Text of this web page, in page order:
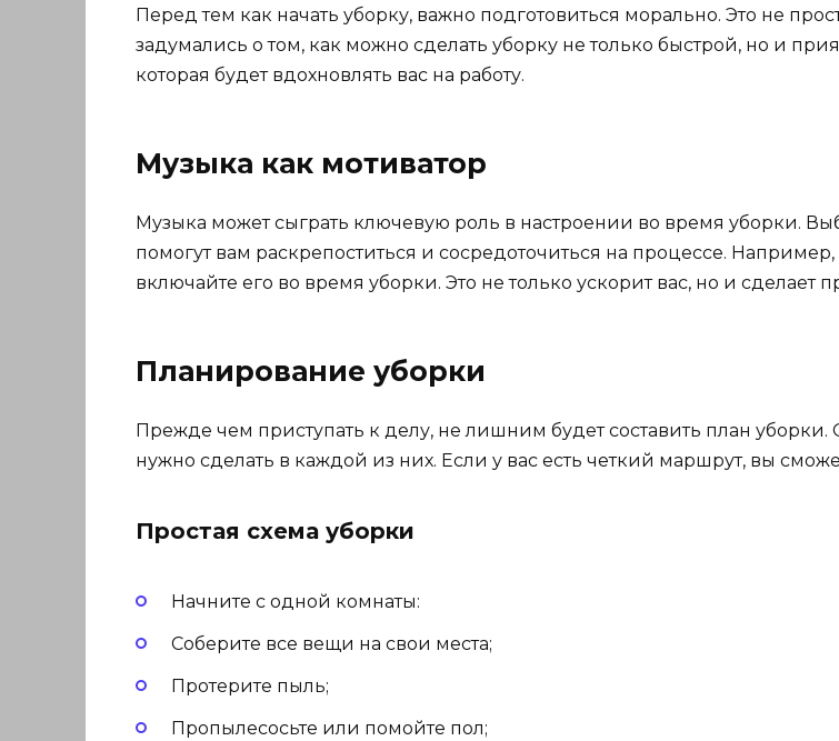
Перед тем как начать уборку, важно подготовиться морально. Это не
задумались о том, как можно сделать уборку не только быстрой, но и
которая будет вдохновлять вас на работу.
Музыка как мотиватор
Музыка может сыграть ключевую роль в настроении во время уборки.
помогут вам раскрепоститься и сосредоточиться на процессе.
включайте его во время уборки. Это не только ускорит вас, но и сделает
Планирование уборки
Прежде чем приступать к делу, не лишним будет составить план
нужно сделать в каждой из них. Если у вас есть четкий маршрут, вы
Простая схема уборки
Начните с одной комнаты:
Соберите все вещи на свои места;
Протерите пыль;
Пропылесосьте или помойте пол;